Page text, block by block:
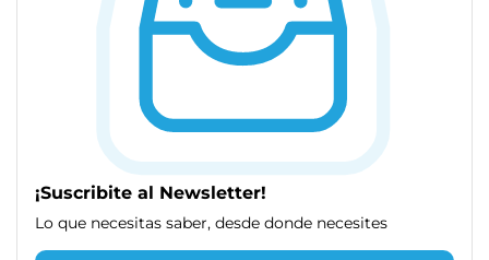
¡Suscribite al Newsletter!
Lo que necesitas saber, desde donde necesites